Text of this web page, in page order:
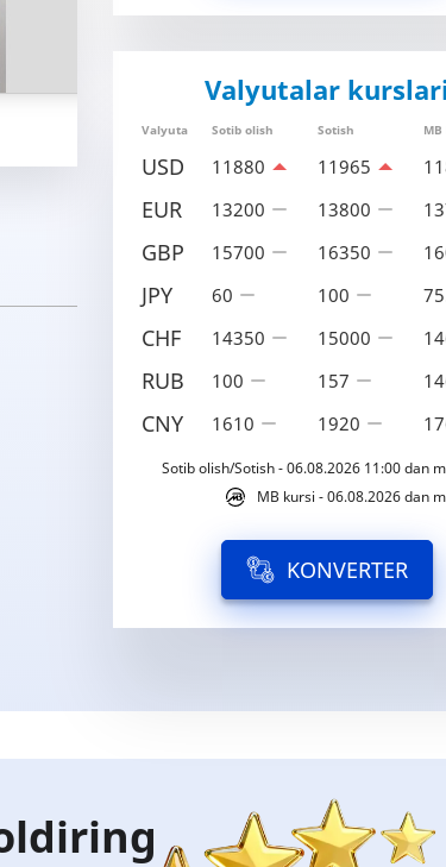
Valyutalar
Valyuta Sotib olish Sotish
USD 11880 11965
EUR 13200 13800
GBP 15700 16350
JPY 60 100
CHF 14350 15000
RUB 100 157
CNY 1610 1920
Sotib olish/Sotish - 06.08.2026 11:00 dan
MB kursi - 06.08.2026 dan
KONVERTER